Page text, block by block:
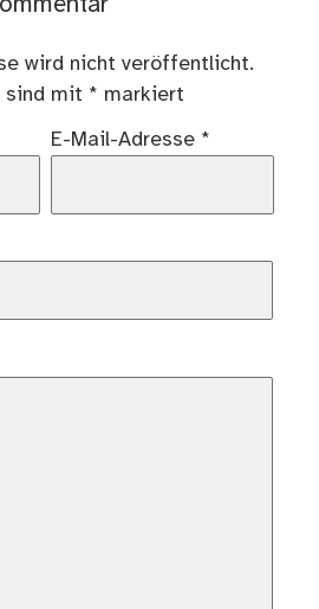
wird nicht veröffentlicht.
sind mit * markiert
E-Mail-Adresse *